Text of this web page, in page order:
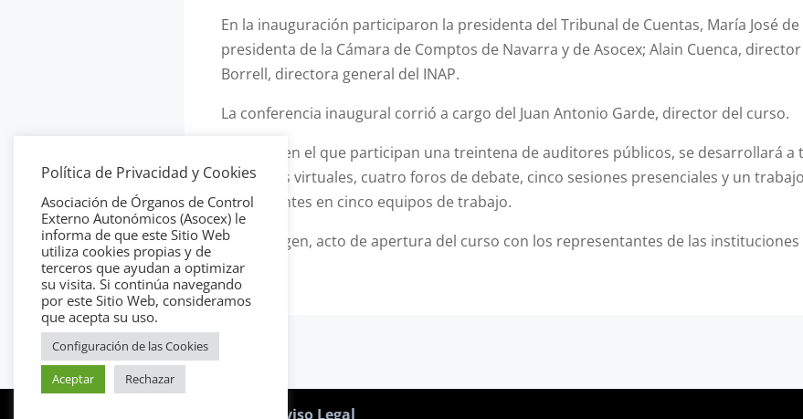
En la inauguración participaron la presidenta del Tribunal de Cuentas, María José de
presidenta de la Cámara de Comptos de Navarra y de Asocex; Alain Cuenca, director
Borrell, directora general del INAP.
La conferencia inaugural corrió a cargo del Juan Antonio Garde, director del curso.
El curso, en el que participan una treintena de auditores públicos, se desarrollará
didácticas virtuales, cuatro foros de debate, cinco sesiones presenciales y un
participantes en cinco equipos de trabajo.
En la imagen, acto de apertura del curso con los representantes de las
Aviso Legal
Política de Privacidad y Cookies
Asociación de Órganos de Control
Externo Autonómicos (Asocex) le
informa de que este Sitio Web
utiliza cookies propias y de
terceros que ayudan a optimizar
su visita. Si continúa navegando
por este Sitio Web, consideramos
que acepta su uso.
Configuración de las Cookies
Aceptar
Rechazar